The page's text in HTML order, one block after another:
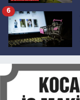
6